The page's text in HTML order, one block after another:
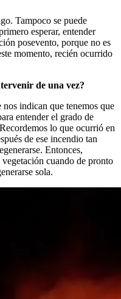
Tampoco se puede
esperar, entender
posevento, porque no es
momento, recién ocurrido
de una vez?
indican que tenemos que
entender el grado de
lo que ocurrió en
de ese incendio tan
Entonces,
cuando de pronto
sola.